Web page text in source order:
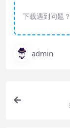
下载遇到问题
admin